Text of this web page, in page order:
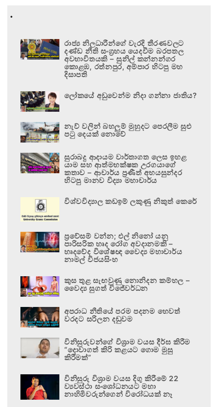
.
රාජ්‍ය නිලධාරීන්ගේ වැරදි තීරණවලට
දණ්ඩ නීති සංග්‍රහය යෙදවීම බරපතල
අවභාවිතයකි – සුනිල් කන්නන්ගර
කොළඹ, රත්නපුර, අම්පාර හිටපු මහ
දිසාපති
ලෝකයේ අඩුවෙන්ම නිදා ගන්නා ජාතිය?
නැව් වලින් බහලුම් මුහුදට පෙරලීම සුළු
පටු දෙයක් නොවේ
සුරාබදු ආදායම වාර්තාගත ලෙස ඉහළ
යාම සහ ආත්මභක්ෂක උරගයාගේ
කතාව – ආචාර්ය ප්‍රණීත් අභයසුන්දර
හිටපු මානව විද්‍යා මහාචාර්ය
විශ්වවිද්‍යාල කඩඉම් ලකුණු නිකුත් කෙරේ
ප්‍රවේසම් වන්න; එල් නිනෝ යනු
පාරිසරික හෘද රෝග අවදානමකි –
හෘදවේද විශේෂඥ වෛද්‍ය මහාචාර්ය
නාමල් විජයසිංහ
කුස තුළ සැඟවුණු නොනිදන කම්හල –
වෛද්‍ය සුගත් විජේවර්ධන
අපරාධ නීතියේ පරම පදනම හෙවත්
වරදට සරිලන දඬුවම
විනිසුරුවන්ගේ විශ්‍රාම වයස දීර්ඝ කිරීම
“දොවාගත් කිරි කළයට ගොම මුසු
කිරීමක්”
විනිසුරු විශ්‍රාම වයස දිගු කිරීමේ 22
ව්‍යවස්ථා සංශෝධනයට මහා
නාහිමිවරුන්ගෙන් විරෝධයක් නෑ